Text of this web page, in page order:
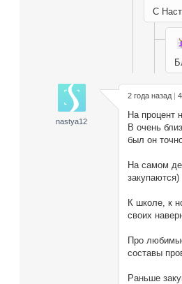
С
nastya12
2 года назад | 4
На процент
В очень
был он
На самом
закупаются)
К школе, к
своих
Про
составы
Раньше